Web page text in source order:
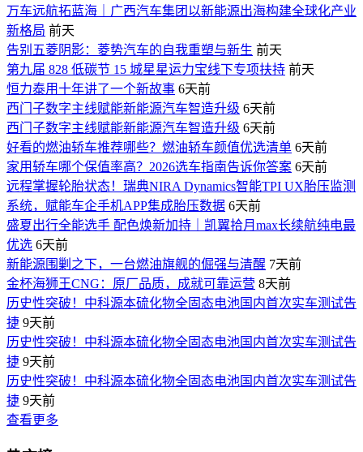
万车远航拓蓝海｜广西汽车集团以新能源出海构建全球化产业
新格局 前天
告别五菱阴影：菱势汽车的自我重塑与新生 前天
第九届 828 低碳节 15 城星星运力宝线下专项扶持 前天
恒力泰用十年讲了一个新故事 6天前
西门子数字主线赋能新能源汽车智造升级 6天前
西门子数字主线赋能新能源汽车智造升级 6天前
好看的燃油轿车推荐哪些？燃油轿车颜值优选清单 6天前
家用轿车哪个保值率高？2026选车指南告诉你答案 6天前
远程掌握轮胎状态！瑞典NIRA Dynamics智能TPI UX胎压监测
系统，赋能车企手机APP集成胎压数据 6天前
盛夏出行全能选手 配色焕新加持｜凯翼拾月max长续航纯电最
优选 6天前
新能源围剿之下，一台燃油旗舰的倔强与清醒 7天前
金杯海狮王CNG：原厂品质，成就可靠运营 8天前
历史性突破！中科源本硫化物全固态电池国内首次实车测试告
捷 9天前
历史性突破！中科源本硫化物全固态电池国内首次实车测试告
捷 9天前
历史性突破！中科源本硫化物全固态电池国内首次实车测试告
捷 9天前
查看更多